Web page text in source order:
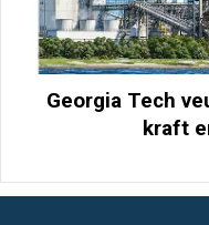
Georgia Tech
kraft